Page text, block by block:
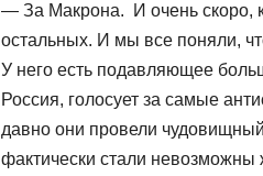
— За Макрона. И очень скоро,
остальных. И мы все поняли,
У него есть подавляющее
Россия, голосует за самые
давно они провели
фактически стали невозможны